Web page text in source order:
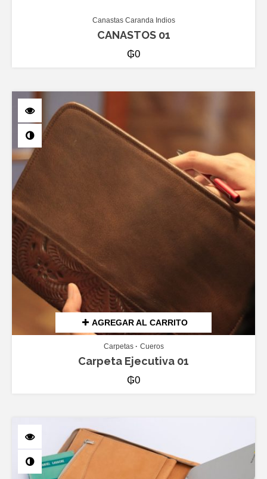
Canastas Caranda Indios
CANASTOS 01
₲0
AGREGAR AL CARRITO
Carpetas Cueros
Carpeta Ejecutiva 01
₲0